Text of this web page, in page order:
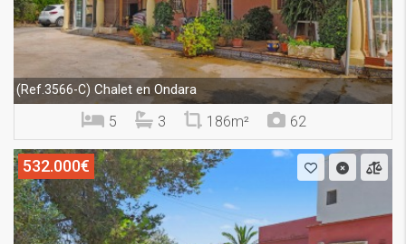
(Ref.3566-C) Chalet en Ondara
5 3 186m² 62
532.000€